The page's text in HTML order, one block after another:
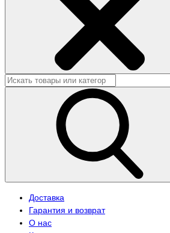
Доставка
Гарантия и возврат
О нас